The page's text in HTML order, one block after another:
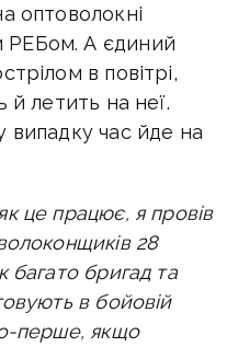
оптоволокні
РЕБом. А єдиний
в повітрі,
й летить на неї.
випадку час йде на
це працює, я провів
28
бригад та
в бойовій
перше, якщо